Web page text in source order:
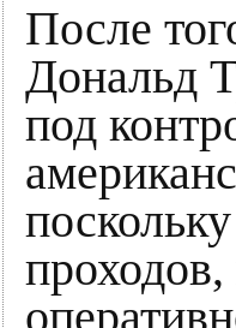
После
Дональд
под